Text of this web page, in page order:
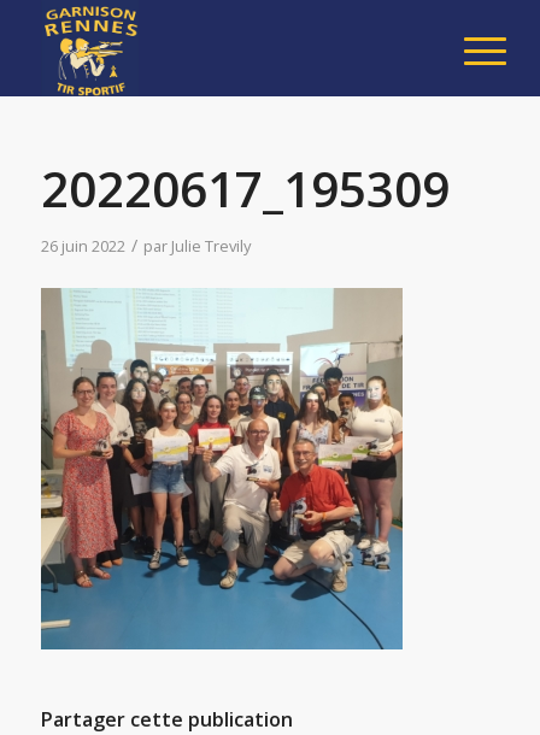
20220617_195309
26 juin 2022 / par Julie Trevily
Partager cette publication